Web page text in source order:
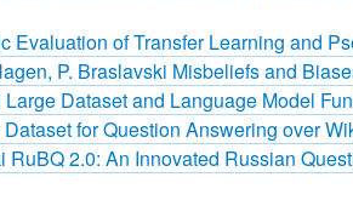
Evaluation of Transfer Learning and
P. Braslavski Misbeliefs and
Dataset and Language Model
for Question Answering over
RuBQ 2.0: An Innovated Russian